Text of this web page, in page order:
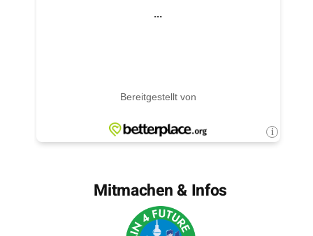
Mitmachen & Infos